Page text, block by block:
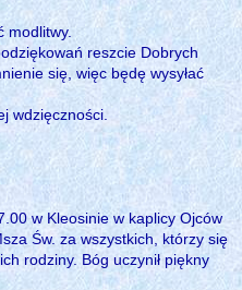
modlitwy.
reszcie Dobrych
się, więc będę wysyłać
wdzięczności.
w Kleosinie w kaplicy Ojców
Św. za wszystkich, którzy się
rodziny. Bóg uczynił piękny